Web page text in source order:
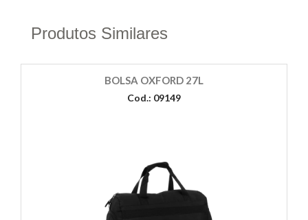
Produtos Similares
BOLSA OXFORD 27L
Cod.: 09149